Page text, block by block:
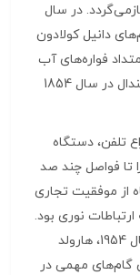
در سال
دانیل کولادون
فواره‌های آب
هدایت شود. این مفهوم بعدها توسط جان تیندال در سال 1854
تلفن، دستگاه
تا فواصل چند صد
از موفقیت تجاری
نوری بود.
تحول اصلی در دهه 1950 و 1960 رخ داد. در سال 1954، هارولد
گام‌های مهمی در